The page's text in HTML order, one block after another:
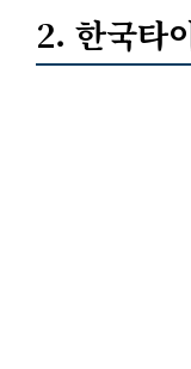
2. 한국타